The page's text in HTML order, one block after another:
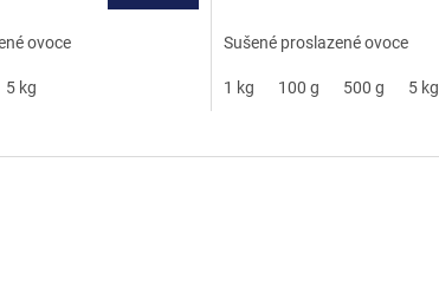
ovoce
5 kg
hvězdiček.
Sušené proslazené ovoce
1 kg 100 g 500 g 5 kg